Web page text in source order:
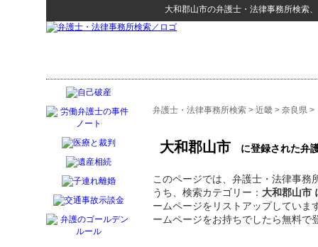
大和郡山市の弁護士・法律事務所検索
弁護士・法律事務所検索 > 近畿 > 奈良県 >
大和郡山市 に登録された弁
このページでは、弁護士・法律事務
うち、検索カテゴリー： 大和郡山市
ームページをリストアップしてい
ームページをお持ちでしたら無料で